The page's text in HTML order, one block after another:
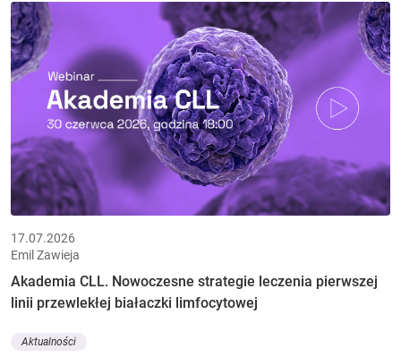
17.07.2026
Emil Zawieja
Akademia CLL. Nowoczesne strategie leczenia pierwszej
linii przewlekłej białaczki limfocytowej
Aktualności